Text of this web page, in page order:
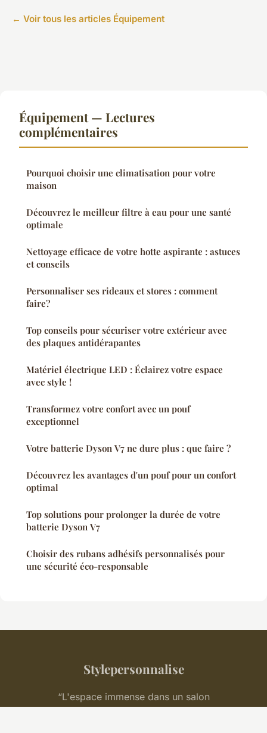
← Voir tous les articles Équipement
Équipement — Lectures
complémentaires
Pourquoi choisir une climatisation pour votre
maison
Découvrez le meilleur filtre à eau pour une santé
optimale
Nettoyage efficace de votre hotte aspirante : astuces
et conseils
Personnaliser ses rideaux et stores : comment
faire?
Top conseils pour sécuriser votre extérieur avec
des plaques antidérapantes
Matériel électrique LED : Éclairez votre espace
avec style !
Transformez votre confort avec un pouf
exceptionnel
Votre batterie Dyson V7 ne dure plus : que faire ?
Découvrez les avantages d'un pouf pour un confort
optimal
Top solutions pour prolonger la durée de votre
batterie Dyson V7
Choisir des rubans adhésifs personnalisés pour
une sécurité éco-responsable
Stylepersonnalise
“L'espace immense dans un salon